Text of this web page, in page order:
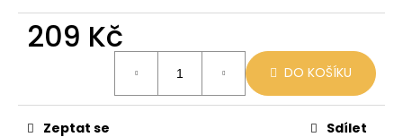
209 Kč
DO KOŠÍKU
Zeptat se Sdílet